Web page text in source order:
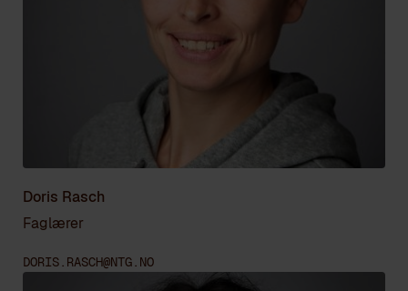
Doris Rasch
Faglærer
DORIS.RASCH@NTG.NO